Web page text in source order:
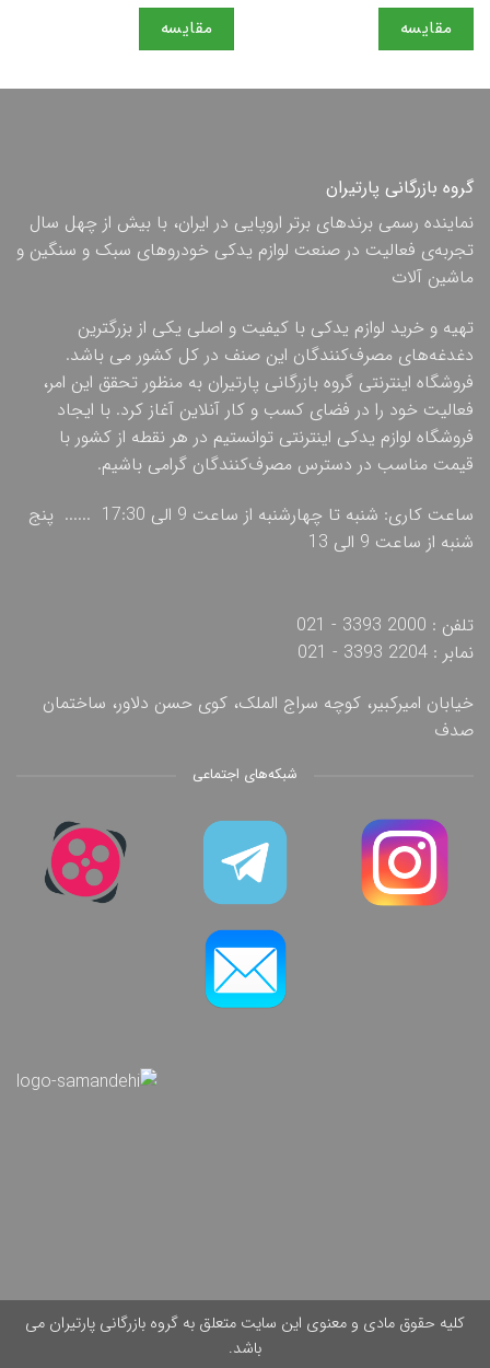
مقایسه مقایسه
گروه بازرگانی پارتیران
نماینده رسمی برندهای برتر اروپایی در ایران، با بیش از چهل سال
تجربه‌ی فعالیت در صنعت لوازم یدکی خودروهای سبک و سنگین و
ماشین آلات
تهیه و خرید لوازم یدکی با کیفیت و اصلی یکی از بزرگترین
دغدغه‌های مصرف‌کنندگان این صنف در کل کشور می باشد.
فروشگاه اینترنتی گروه بازرگانی پارتیران به منظور تحقق این امر،
فعالیت خود را در فضای کسب و کار آنلاین آغاز کرد. با ایجاد
فروشگاه لوازم یدکی اینترنتی توانستیم در هر نقطه از کشور با
قیمت مناسب در دسترس مصرف‌کنندگان گرامی باشیم.
ساعت کاری: شنبه تا چهارشنبه از ساعت 9 الی 17:30 ...... پنج
شنبه از ساعت 9 الی 13
تلفن : 2000 3393 - 021
نمابر : 2204 3393 - 021
خیابان امیرکبیر، کوچه سراج الملک، کوی حسن دلاور، ساختمان
صدف
شبکه‌های اجتماعی
کلیه حقوق مادی و معنوی این سایت متعلق به گروه بازرگانی پارتیران می
باشد.